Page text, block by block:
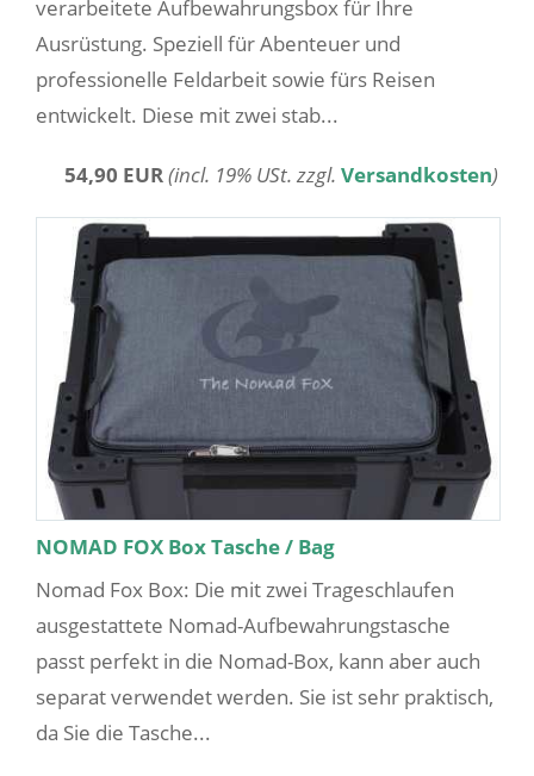
verarbeitete Aufbewahrungsbox für Ihre
Ausrüstung. Speziell für Abenteuer und
professionelle Feldarbeit sowie fürs Reisen
entwickelt. Diese mit zwei stab...
54,90 EUR(incl. 19% USt. zzgl. Versandkosten)
NOMAD FOX Box Tasche / Bag
Nomad Fox Box: Die mit zwei Trageschlaufen
ausgestattete Nomad-Aufbewahrungstasche
passt perfekt in die Nomad-Box, kann aber auch
separat verwendet werden. Sie ist sehr praktisch,
da Sie die Tasche...